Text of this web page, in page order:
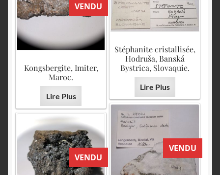
Stéphanite cristallisée,
Hodruša, Banská
Bystrica, Slovaquie.
Lire Plus
VENDU
Kongsbergite, Imiter,
Maroc.
Lire Plus
VENDU
VENDU